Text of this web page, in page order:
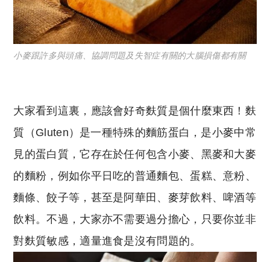
小麥跟許多與頭痛、協調問題及失智症有關的大腦損傷都有關
大家看到這裏，應該會好奇麩質是個什麼東西！麩
質（Gluten）是一種特殊的麵筋蛋白，是小麥中常
見的蛋白質，它存在於任何包含小麥、黑麥和大麥
的麵粉，例如你平日吃的普通麵包、蛋糕、意粉、
麵條、餃子等，甚至是阿華田、麥芽飲料、啤酒等
飲料。不過，大家亦不需要過分擔心，只要你並非
對麩質敏感，適量進食是沒有問題的。